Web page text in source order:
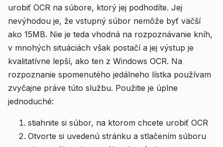
urobiť OCR na súbore, ktorý jej podhodíte. Jej
nevýhodou je, že vstupný súbor nemôže byť väčší
ako 15MB. Nie je teda vhodná na rozpoznávanie kníh,
v mnohých situáciách však postačí a jej výstup je
kvalitatívne lepší, ako ten z Windows OCR. Na
rozpoznanie spomenutého jedálneho lístka používam
zvyčajne práve túto službu. Použitie je úplne
jednoduché:
stiahnite si súbor, na ktorom chcete urobiť OCR
Otvorte si uvedenú stránku a stlačením súboru